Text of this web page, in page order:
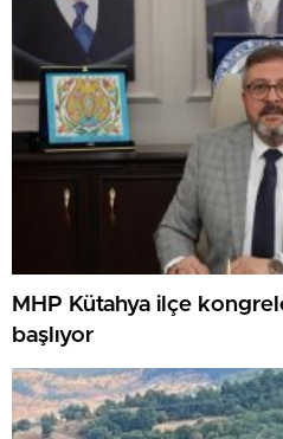
MHP Kütahya ilçe
başlıyor